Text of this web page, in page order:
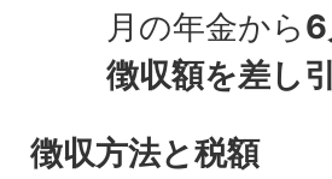
月の年金から
徴収額を差し
徴収方法と税額